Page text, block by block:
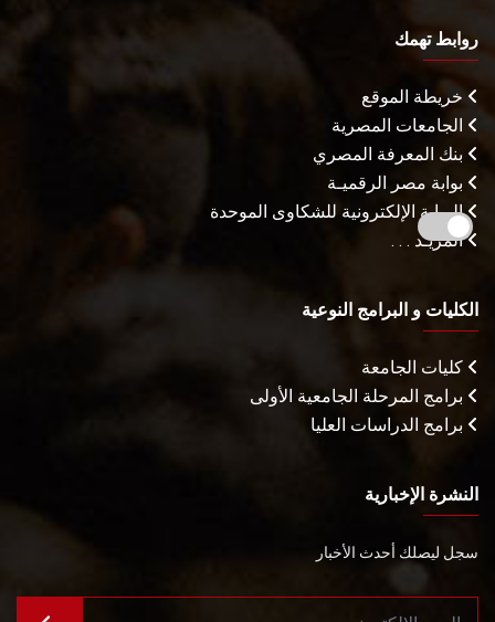
روابط تهمك
خريطة الموقع
الجامعات المصرية
بنك المعرفة المصري
بوابة مصر الرقميـة
البوابة الإلكترونية للشكاوى الموحدة
المزيـد . . .
الكليات و البرامج النوعية
كليات الجامعة
برامج المرحلة الجامعية الأولى
برامج الدراسات العليا
النشرة الإخبارية
سجل ليصلك أحدث الأخبار